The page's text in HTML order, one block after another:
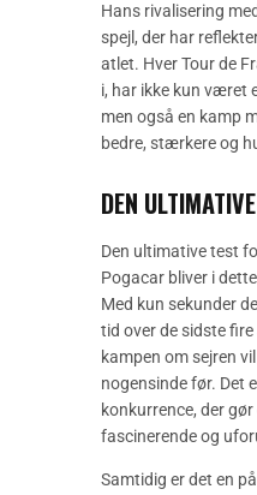
Hans rivalisering
spejl, der har
atlet. Hver Tour de
i, har ikke kun været
men også en kamp
bedre, stærkere og
DEN
Den ultimative test
Pogacar bliver i
Med kun sekunder
tid over de sidste
kampen om sejren
nogensinde før. Det
konkurrence, der
fascinerende og
Samtidig er det en